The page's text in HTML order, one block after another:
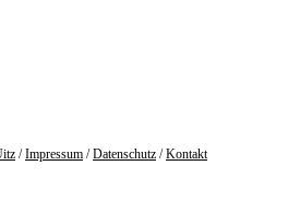
/Impressum /Datenschutz /Kontakt